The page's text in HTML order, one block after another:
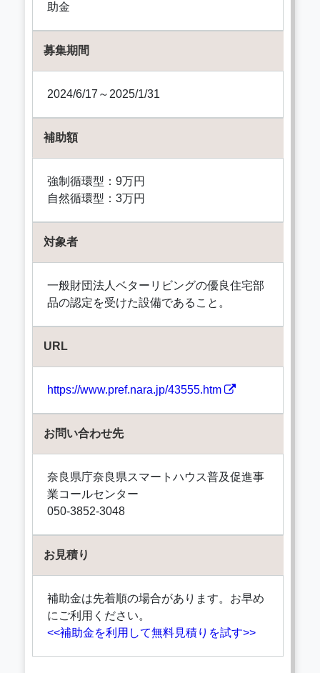
助金
募集期間
2024/6/17～2025/1/31
補助額
強制循環型：9万円
自然循環型：3万円
対象者
一般財団法人ベターリビングの優良住宅部
品の認定を受けた設備であること。
URL
https://www.pref.nara.jp/43555.htm
お問い合わせ先
奈良県庁奈良県スマートハウス普及促進事
業コールセンター
050-3852-3048
お見積り
補助金は先着順の場合があります。お早め
にご利用ください。
<<補助金を利用して無料見積りを試す>>